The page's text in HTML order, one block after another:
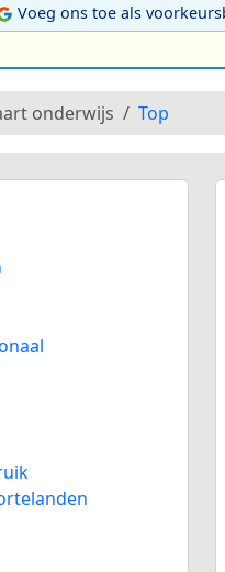
Voeg ons toe als
onderwijs Top